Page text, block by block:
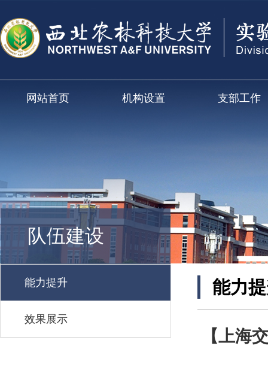
网站首页 机构设置 支部工作
队伍建设
能力提升
效果展示
能力
【上海